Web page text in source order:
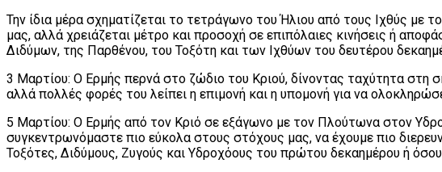
Την ίδια μέρα σχηματίζεται το τετράγωνο του Ήλιου από τους Ιχθύς με
μας, αλλά χρειάζεται μέτρο και προσοχή σε επιπόλαιες κινήσεις ή
Διδύμων, της Παρθένου, του Τοξότη και των Ιχθύων του δευτέρου
3 Μαρτίου: Ο Ερμής περνά στο ζώδιο του Κριού, δίνοντας ταχύτητα στη
αλλά πολλές φορές του λείπει η επιμονή και η υπομονή για να
5 Μαρτίου: Ο Ερμής από τον Κριό σε εξάγωνο με τον Πλούτωνα στον
συγκεντρωνόμαστε πιο εύκολα στους στόχους μας, να έχουμε πιο
Τοξότες, Διδύμους, Ζυγούς και Υδροχόους του πρώτου δεκαημέρου ή